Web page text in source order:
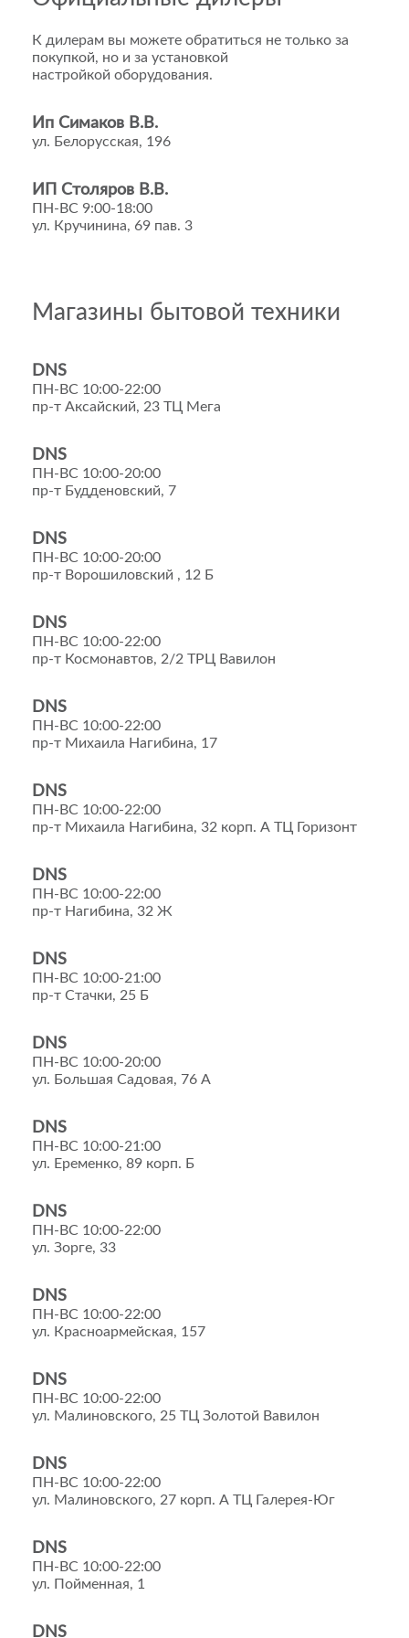
К дилерам вы можете обратиться не только за
покупкой, но и за установкой
настройкой оборудования.
Ип Симаков В.В.
ул. Белорусская, 196
ИП Столяров В.В.
ПН-ВС 9:00-18:00
ул. Кручинина, 69 пав. 3
Магазины бытовой техники
DNS
ПН-ВС 10:00-22:00
пр-т Аксайский, 23 ТЦ Мега
DNS
ПН-ВС 10:00-20:00
пр-т Будденовский, 7
DNS
ПН-ВС 10:00-20:00
пр-т Ворошиловский , 12 Б
DNS
ПН-ВС 10:00-22:00
пр-т Космонавтов, 2/2 ТРЦ Вавилон
DNS
ПН-ВС 10:00-22:00
пр-т Михаила Нагибина, 17
DNS
ПН-ВС 10:00-22:00
пр-т Михаила Нагибина, 32 корп. А ТЦ Горизонт
DNS
ПН-ВС 10:00-22:00
пр-т Нагибина, 32 Ж
DNS
ПН-ВС 10:00-21:00
пр-т Стачки, 25 Б
DNS
ПН-ВС 10:00-20:00
ул. Большая Садовая, 76 А
DNS
ПН-ВС 10:00-21:00
ул. Еременко, 89 корп. Б
DNS
ПН-ВС 10:00-22:00
ул. Зорге, 33
DNS
ПН-ВС 10:00-22:00
ул. Красноармейская, 157
DNS
ПН-ВС 10:00-22:00
ул. Малиновского, 25 ТЦ Золотой Вавилон
DNS
ПН-ВС 10:00-22:00
ул. Малиновского, 27 корп. А ТЦ Галерея-Юг
DNS
ПН-ВС 10:00-22:00
ул. Пойменная, 1
DNS